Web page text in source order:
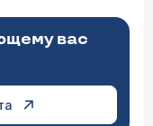
вас